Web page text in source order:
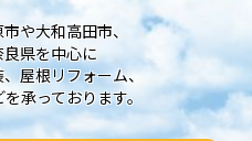
や大和高田市、
県を中心に
屋根リフォーム、
承っております。